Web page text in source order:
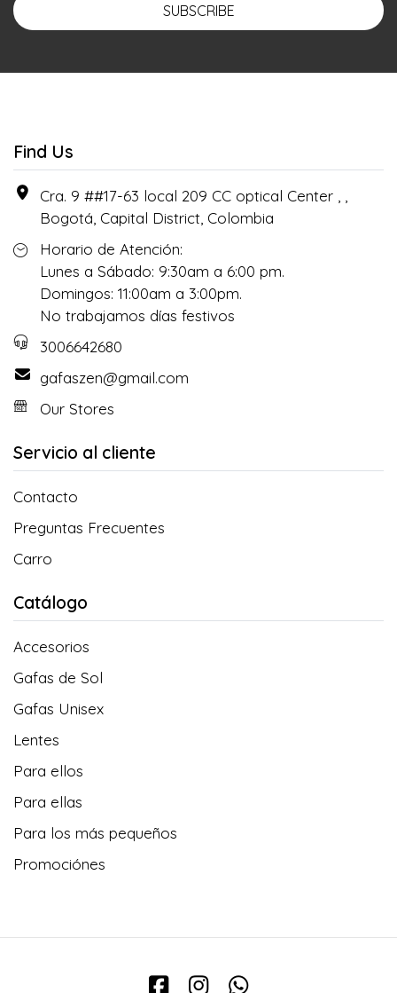
SUBSCRIBE
Find Us
Cra. 9 ##17-63 local 209 CC optical Center , ,
Bogotá, Capital District, Colombia
Horario de Atención:
Lunes a Sábado: 9:30am a 6:00 pm.
Domingos: 11:00am a 3:00pm.
No trabajamos días festivos
3006642680
gafaszen@gmail.com
Our Stores
Servicio al cliente
Contacto
Preguntas Frecuentes
Carro
Catálogo
Accesorios
Gafas de Sol
Gafas Unisex
Lentes
Para ellos
Para ellas
Para los más pequeños
Promociónes